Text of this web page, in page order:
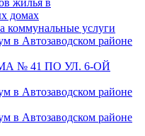
жилья в
домах
коммунальные услуги
в Автозаводском районе
№ 41 ПО УЛ. 6-ОЙ
в Автозаводском районе
в Автозаводском районе